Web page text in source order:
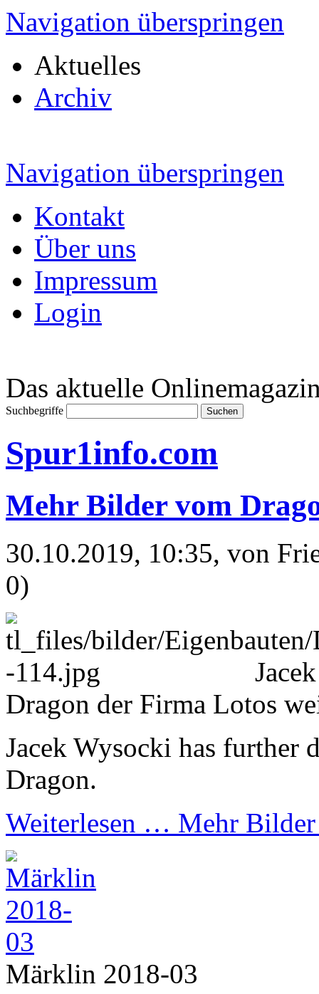
Navigation überspringen
Aktuelles
Archiv
Navigation überspringen
Kontakt
Über uns
Impressum
Login
Das aktuelle
Suchbegriffe
Spur1info.com
Mehr Bilder vom
30.10.2019, 10:35, von
0)
Dragon der Firma Lotos
Jacek Wysocki has further
Dragon.
Weiterlesen … Mehr
Märklin 2018-03